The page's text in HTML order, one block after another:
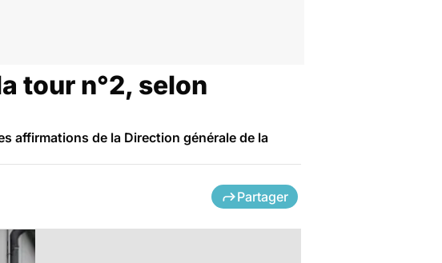
tour n°2, selon
affirmations de la Direction générale de la
Partager